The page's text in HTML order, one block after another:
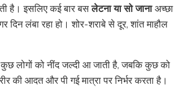
है। इसलिए कई बार बसलेटना या सो जानाअच्छा
लंबा रहा हो। शोर-शराबे से दूर, शांत माहौल
लोगों को नींद जल्दी आ जाती है, जबकि कुछ को
की आदत और पी गई मात्रा पर निर्भर करता है।